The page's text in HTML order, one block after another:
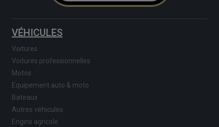
VÉHICULES
Voitures
Voitures professionnelles
Motos
Equipement auto & moto
Bateaux
Autres véhicules
Engins agricole